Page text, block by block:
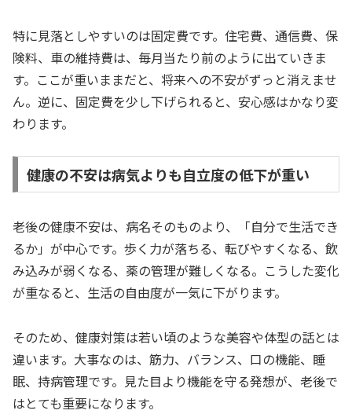
特に見落としやすいのは固定費です。住宅費、通信費、保
険料、車の維持費は、毎月当たり前のように出ていきま
す。ここが重いままだと、将来への不安がずっと消えませ
ん。逆に、固定費を少し下げられると、安心感はかなり変
わります。
健康の不安は病気よりも自立度の低下が重い
老後の健康不安は、病名そのものより、「自分で生活でき
るか」が中心です。歩く力が落ちる、転びやすくなる、飲
み込みが弱くなる、薬の管理が難しくなる。こうした変化
が重なると、生活の自由度が一気に下がります。
そのため、健康対策は若い頃のような美容や体型の話とは
違います。大事なのは、筋力、バランス、口の機能、睡
眠、持病管理です。見た目より機能を守る発想が、老後で
はとても重要になります。